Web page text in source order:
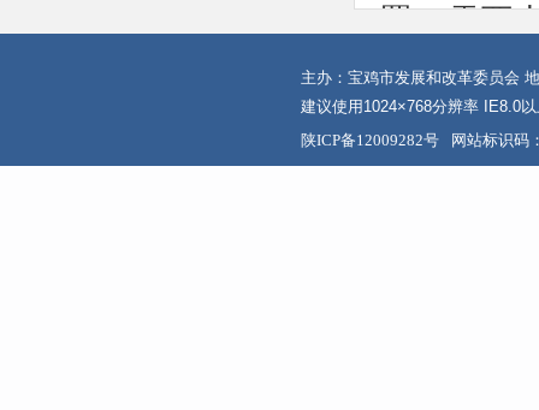
署，需要
标准原则
的30%，
《办法
主办：宝鸡市发展和改革委员会
建议使用1024×768分辨率 IE8.0
陕ICP备12009282号
网站标识码